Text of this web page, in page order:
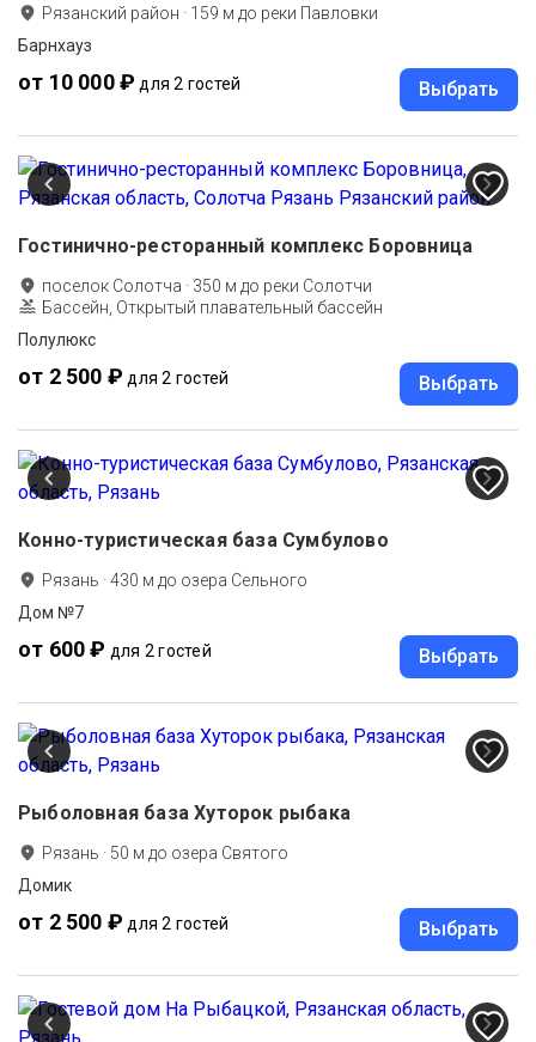
Рязанский район · 159 м до реки Павловки
Барнхауз
от 10 000 ₽ для 2 гостей Выбрать
Гостинично-ресторанный комплекс Боровница
поселок Солотча · 350 м до реки Солотчи
Бассейн, Открытый плавательный бассейн
Полулюкс
от 2 500 ₽ для 2 гостей Выбрать
Конно-туристическая база Сумбулово
Рязань ·430 м до озера Сельного
Дом №7
от 600 ₽ для 2 гостей Выбрать
Рыболовная база Хуторок рыбака
Рязань · 50 м до озера Святого
Домик
от 2 500 ₽ для 2 гостей Выбрать